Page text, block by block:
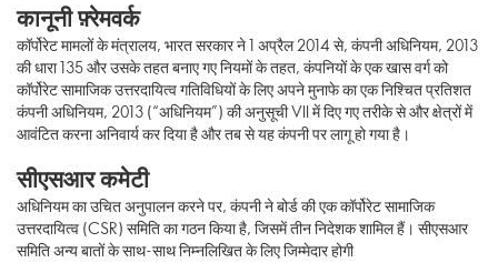
कानूनी फ़्रेमवर्क
कॉर्पोरेट मामलों के मंत्रालय, भारत सरकार ने 1 अप्रैल 2014 से, कंपनी अधिनियम, 2013
की धारा 135 और उसके तहत बनाए गए नियमों के तहत, कंपनियों के एक खास वर्ग को
कॉर्पोरेट सामाजिक उत्तरदायित्व गतिविधियों के लिए अपने मुनाफे का एक निश्चित प्रतिशत
कंपनी अधिनियम, 2013 (“अधिनियम”) की अनुसूची VII में दिए गए तरीके से और क्षेत्रों में
आवंटित करना अनिवार्य कर दिया है और तब से यह कंपनी पर लागू हो गया है।
सीएसआर कमेटी
अधिनियम का उचित अनुपालन करने पर, कंपनी ने बोर्ड की एक कॉर्पोरेट सामाजिक
उत्तरदायित्व (CSR) समिति का गठन किया है, जिसमें तीन निदेशक शामिल हैं। सीएसआर
समिति अन्य बातों के साथ-साथ निम्नलिखित के लिए जिम्मेदार होगी